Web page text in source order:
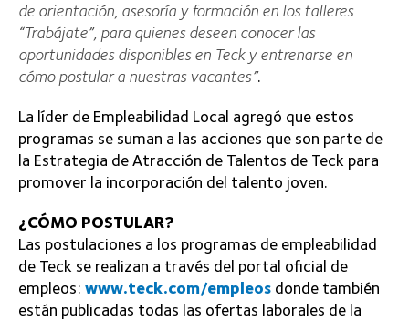
de orientación, asesoría y formación en los talleres
“Trabájate”, para quienes deseen conocer las
oportunidades disponibles en Teck y entrenarse en
cómo postular a nuestras vacantes”.
La líder de Empleabilidad Local agregó que estos
programas se suman a las acciones que son parte de
la Estrategia de Atracción de Talentos de Teck para
promover la incorporación del talento joven.
¿CÓMO POSTULAR?
Las postulaciones a los programas de empleabilidad
de Teck se realizan a través del portal oficial de
empleos: www.teck.com/empleos donde también
están publicadas todas las ofertas laborales de la